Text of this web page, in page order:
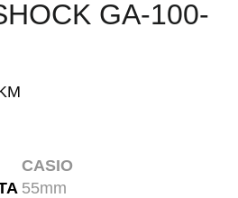
GA-100-
CASIO
55mm